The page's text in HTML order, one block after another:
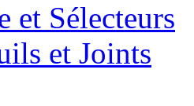
et Sélecteurs
et Joints